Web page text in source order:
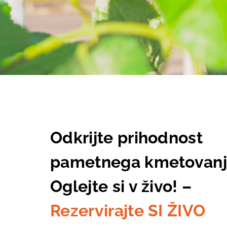
Odkrijte prihodnost
pametnega
Oglejte si v živo! –
Rezervirajte SI ŽIVO